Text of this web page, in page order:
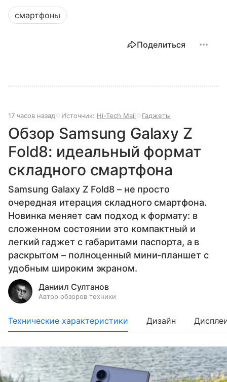
смартфоны
Поделиться
17 часов назад Источник: Hi-Tech Mail Гаджеты
Обзор Samsung Galaxy Z
Fold8: идеальный формат
складного смартфона
Samsung Galaxy Z Fold8 – не просто
очередная итерация складного смартфона.
Новинка меняет сам подход к формату: в
сложенном состоянии это компактный и
легкий гаджет с габаритами паспорта, а в
раскрытом – полноценный мини-планшет с
удобным широким экраном.
Даниил Султанов
Автор обзоров техники
Технические характеристики Дизайн